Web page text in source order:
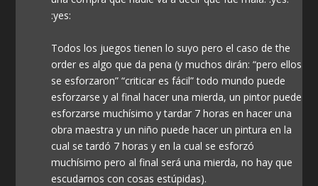
:yes:
Todos los juegos tienen lo suyo pero el caso de the
order es algo que da pena (y muchos dirán: “pero ellos
se esforzaron” “criticar es fácil” todo mundo puede
esforzarse y al final hacer una mierda, un pintor puede
esforzarse muchísimo y tardar 7 horas en hacer una
obra maestra y un niño puede hacer un pintura en la
cual se tardó 7 horas y en la cual se esforzó
muchísimo pero al final será una mierda, no hay que
escudarnos con cosas estúpidas).